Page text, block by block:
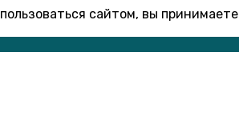
сайтом, вы принимаете